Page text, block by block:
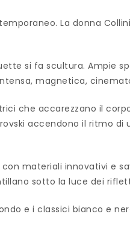
La donna
si fa scultura. Ampie
magnetica,
che accarezzano il
accendono il ritmo di
materiali innovativi e
sotto la luce dei
e i classici bianco e